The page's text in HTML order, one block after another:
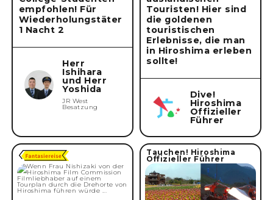
Kriterien löschen
empfohlen! Für
Wiederholungstäter
1 Nacht 2
Herr
Ishihara
und Herr
Yoshida
JR West
Besatzung
Touristen! Hier sind
die goldenen
touristischen
Erlebnisse, die man
in Hiroshima erleben
sollte!
Dive!
Hiroshima
Offizieller
Führer
Tauchen! Hiroshima
Offizieller Führer